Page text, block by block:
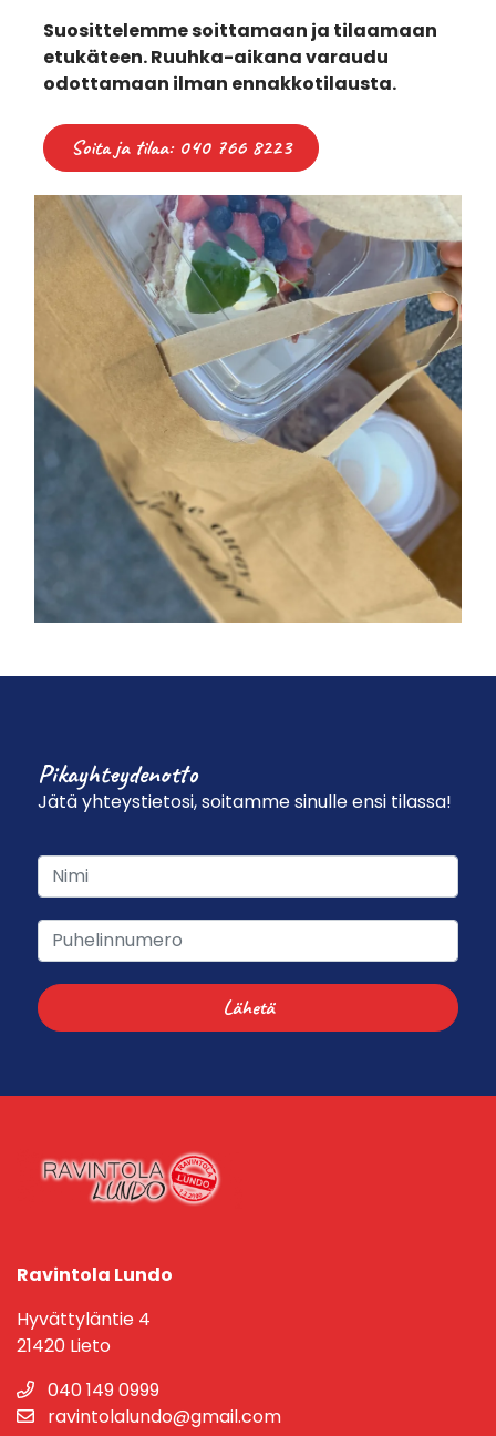
Suosittelemme soittamaan ja tilaamaan
etukäteen. Ruuhka-aikana varaudu
odottamaan ilman ennakkotilausta.
Soita ja tilaa: 040 766 8223
Pikayhteydenotto
Jätä yhteystietosi, soitamme sinulle ensi tilassa!
Lähetä
Ravintola Lundo
Hyvättyläntie 4
21420 Lieto
040 149 0999
ravintolalundo@gmail.com